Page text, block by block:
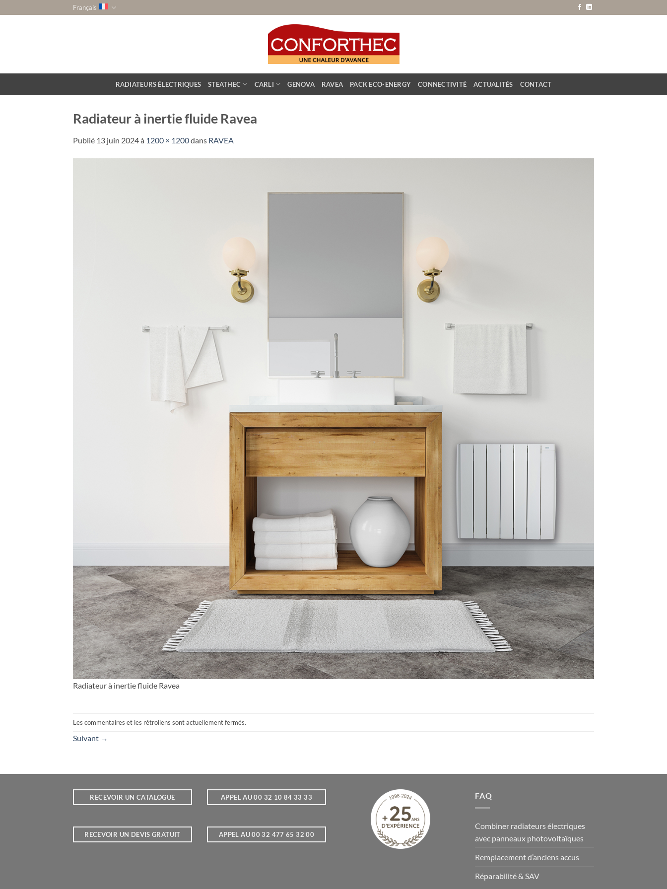
au
Français
RADIATEURS ÉLECTRIQUES STEATHEC CARLI GENOVA RAVEA PACK ECO-ENERGY CONNECTIVITÉ ACTUALITÉS CONTACT
Radiateur à inertie fluide Ravea
Publié 13 juin 2024à 1200 × 1200dans RAVEA
Radiateur à inertie fluide Ravea
Les commentaires et les rétroliens sont actuellement fermés.
Suivant →
RECEVOIR UN CATALOGUE
RECEVOIR UN DEVIS GRATUIT
APPEL AU 00 32 10 84 33 33
APPEL AU 00 32 477 65 32 00
FAQ
Combiner radiateurs électriques
avec panneaux photovoltaïques
Remplacement d’anciens accus
Réparabilité & SAV